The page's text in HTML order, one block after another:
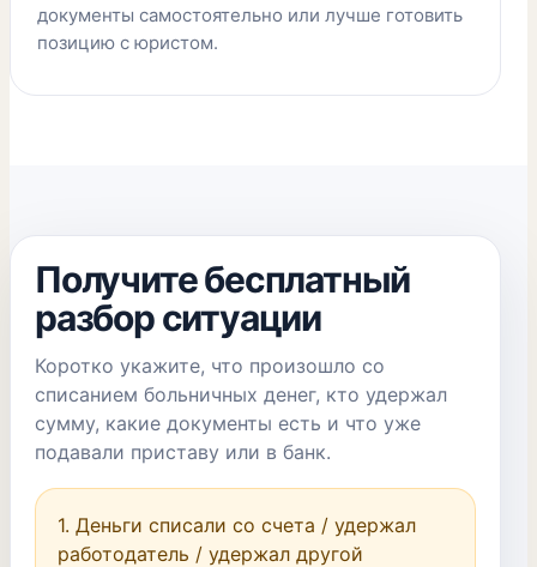
документы самостоятельно или лучше готовить
позицию с юристом.
Получите бесплатный
разбор ситуации
Коротко укажите, что произошло со
списанием больничных денег, кто удержал
сумму, какие документы есть и что уже
подавали приставу или в банк.
1. Деньги списали со счета / удержал
работодатель / удержал другой